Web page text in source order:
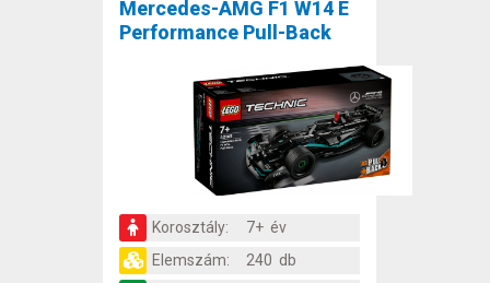
Mercedes-AMG F1 W14 E
Performance Pull-Back
Korosztály:
7+ év
Elemszám:
240 db